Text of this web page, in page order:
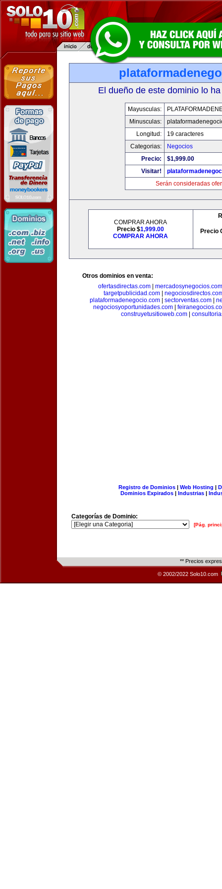
El dueño de este dominio lo
Mayusculas:
Minusculas:
Longitud:
19 caracteres
Categorias:
Negocios
Precio:
$1,999.00
Visitar!
Serán consideradas
COMPRAR AHORA
Precio $1,999.00
COMPRAR AHORA
Precio
Otros dominios en venta:
ofertasdirectas.com
mercadosynegocios.com
targetpublicidad.com
plataformadenegocio.com| sectorventas.com|
negociosyoportunidades.com
construyetusitioweb.com
Registro de Dominios| Web Hosting |
Dominios Expirados | Industrias |
Categorías de Dominio:
[Pág.
** Precios
© 2002/2022 Solo10.com